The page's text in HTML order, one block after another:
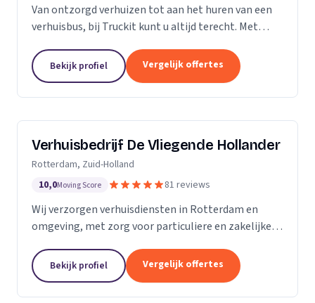
Van ontzorgd verhuizen tot aan het huren van een
verhuisbus, bij Truckit kunt u altijd terecht. Met
klanten geholpen door heel Nederland.
Bekijk profiel Vergelijk offertes
Verhuisbedrijf De Vliegende Hollander
Rotterdam, Zuid-Holland
10,0Moving Score 81 reviews
Wij verzorgen verhuisdiensten in Rotterdam en
omgeving, met zorg voor particuliere en zakelijke
Bekijk profiel Vergelijk offertes